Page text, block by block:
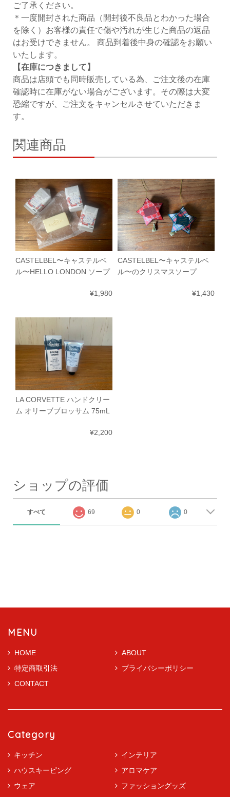
ご了承ください。
＊一度開封された商品（開封後不良品とわかった場合
を除く）お客様の責任で傷や汚れが生じた商品の返品
はお受けできません。 商品到着後中身の確認をお願い
いたします。
【在庫につきまして】
商品は店頭でも同時販売している為、ご注文後の在庫
確認時に在庫がない場合がございます。その際は大変
恐縮ですが、ご注文をキャンセルさせていただきま
す。
関連商品
CASTELBEL〜キャステルベ
ル〜HELLO LONDON ソープ
¥1,980
CASTELBEL〜キャステルベ
ル〜のクリスマスソープ
¥1,430
LA CORVETTE ハンドクリー
ム オリーブブロッサム 75mL
¥2,200
ショップの評価
すべて 69 0 0
MENU
HOME
ABOUT
特定商取引法
プライバシーポリシー
CONTACT
Category
キッチン
インテリア
ハウスキーピング
アロマケア
ウェア
ファッショングッズ